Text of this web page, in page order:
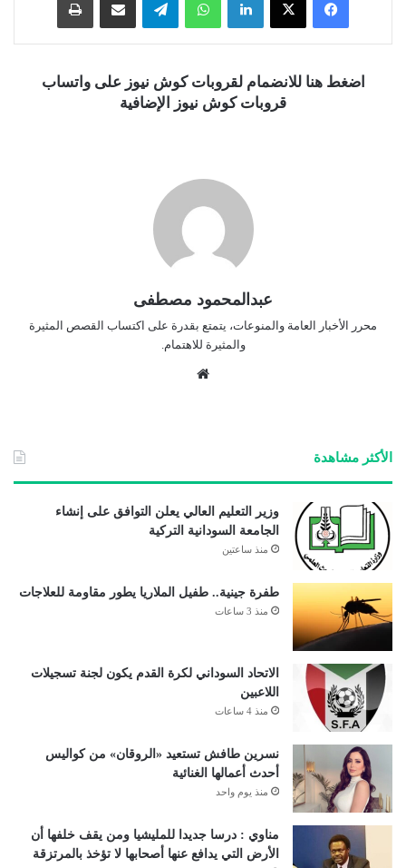
اضغط هنا للانضمام لقروبات كوش نيوز على واتساب
قروبات كوش نيوز الإضافية
عبدالمحمود مصطفى
محرر الأخبار العامة والمنوعات، يتمتع بقدرة على اكتساب القصص المثيرة
والمثيرة للاهتمام.
الأكثر مشاهدة
وزير التعليم العالي يعلن التوافق على إنشاء
الجامعة السودانية التركية
منذ ساعتين
طفرة جينية.. طفيل الملاريا يطور مقاومة للعلاجات
منذ 3 ساعات
الاتحاد السوداني لكرة القدم يكون لجنة تسجيلات
اللاعبين
منذ 4 ساعات
نسرين طافش تستعيد «الروقان» من كواليس
أحدث أعمالها الغنائية
منذ يوم واحد
مناوي : درسا جديدا للمليشيا ومن يقف خلفها أن
الأرض التي يدافع عنها أصحابها لا تؤخذ بالمرتزقة